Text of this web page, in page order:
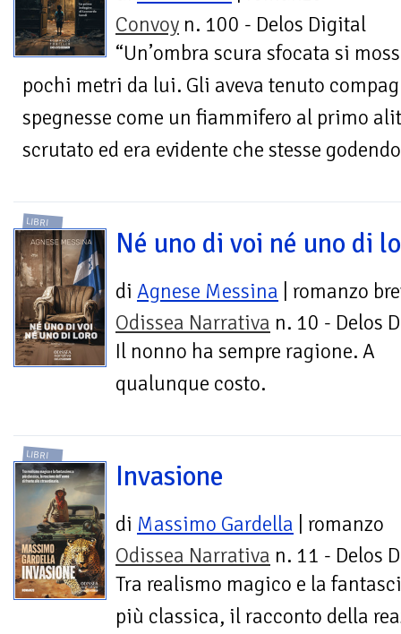
Convoy n. 100 - Delos Digital
“Un’ombra scura sfocata si
pochi metri da lui. Gli aveva tenuto
spegnesse come un fiammifero al primo
scrutato ed era evidente che stesse
LIBRI
Né uno di voi né uno di
di Agnese Messina | romanzo
Odissea Narrativa n. 10 - Delos
Il nonno ha sempre ragione. A
qualunque costo.
LIBRI
Invasione
di Massimo Gardella | romanzo
Odissea Narrativa n. 11 - Delos
Tra realismo magico e la
più classica, il racconto della